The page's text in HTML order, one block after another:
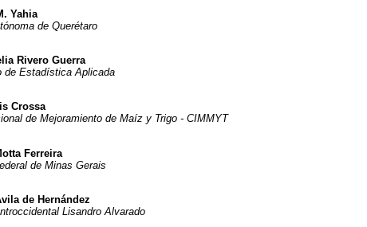
Yahia
de Querétaro
Rivero Guerra
de Estadística Aplicada
Crossa
de Mejoramiento de Maíz y Trigo - CIMMYT
Ferreira
de Minas Gerais
de Hernández
Lisandro Alvarado